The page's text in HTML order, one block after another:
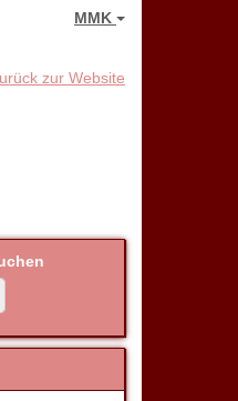
MMK
zur Website